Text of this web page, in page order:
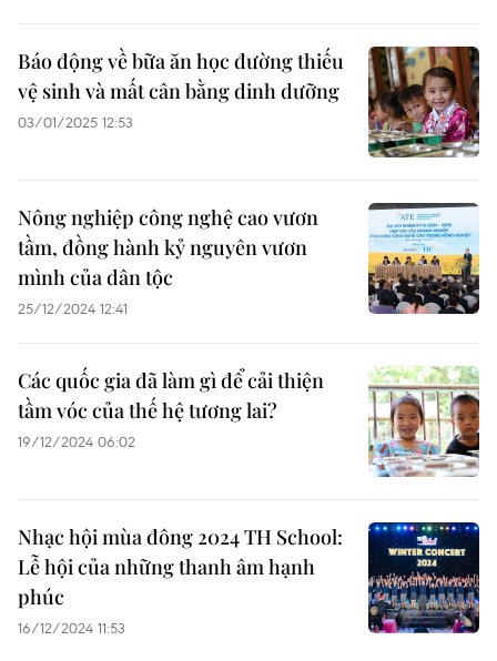
Báo động về bữa ăn học đường thiếu
vệ sinh và mất cân bằng dinh dưỡng
03/01/2025 12:53
Nông nghiệp công nghệ cao vươn
tầm, đồng hành kỷ nguyên vươn
mình của dân tộc
25/12/2024 12:41
Các quốc gia đã làm gì để cải thiện
tầm vóc của thế hệ tương lai?
19/12/2024 06:02
Nhạc hội mùa đông 2024 TH School:
Lễ hội của những thanh âm hạnh
phúc
16/12/2024 11:53